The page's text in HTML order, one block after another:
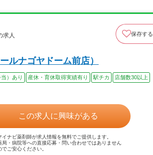
求人
保存する
ルナゴヤドーム前店）
）あり 産休・育休取得実績有り 駅チカ
店舗数30以上
この求人に興味がある
イナビ薬剤師が求人情報を無料でご提供します。
局・病院等への直接応募・問い合わせではありません
でご安心ください。